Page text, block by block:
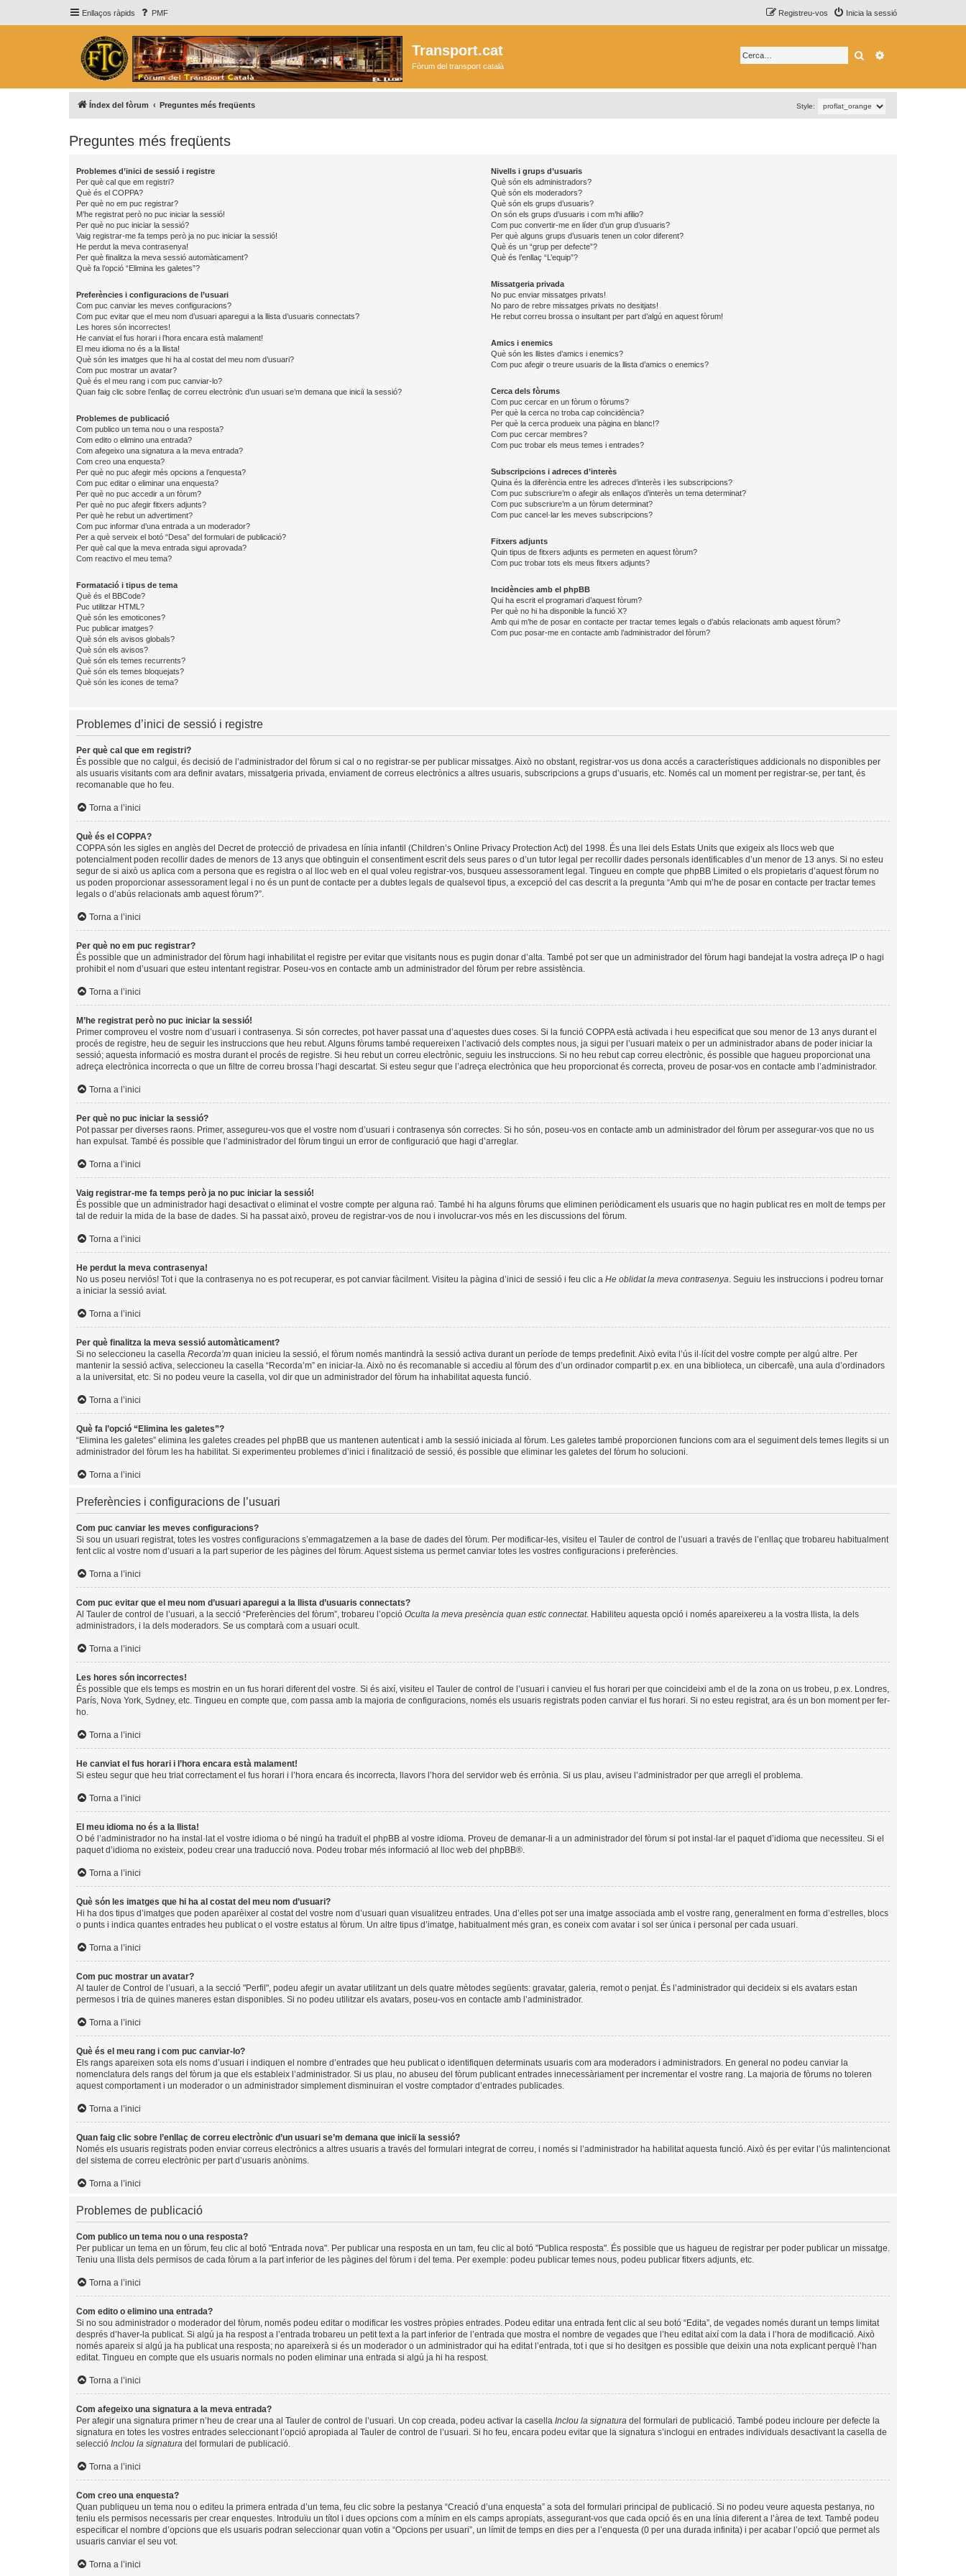
Enllaços ràpids PMF Inicia la sessió
Registreu-vos
Transport.cat
Fòrum del transport català
Cerca
Índex del fòrum Preguntes més freqüents Style:
Preguntes més freqüents
Problemes d’inici de sessió i registre
Per què cal que em registri?
Què és el COPPA?
Per què no em puc registrar?
M’he registrat però no puc iniciar la sessió!
Per què no puc iniciar la sessió?
Vaig registrar-me fa temps però ja no puc iniciar la sessió!
He perdut la meva contrasenya!
Per què finalitza la meva sessió automàticament?
Què fa l’opció “Elimina les galetes”?
Preferències i configuracions de l’usuari
Com puc canviar les meves configuracions?
Com puc evitar que el meu nom d’usuari aparegui a la llista d’usuaris connectats?
Les hores són incorrectes!
He canviat el fus horari i l’hora encara està malament!
El meu idioma no és a la llista!
Què són les imatges que hi ha al costat del meu nom d’usuari?
Com puc mostrar un avatar?
Què és el meu rang i com puc canviar-lo?
Quan faig clic sobre l’enllaç de correu electrònic d’un usuari se’m demana que iniciï la sessió?
Problemes de publicació
Com publico un tema nou o una resposta?
Com edito o elimino una entrada?
Com afegeixo una signatura a la meva entrada?
Com creo una enquesta?
Per què no puc afegir més opcions a l’enquesta?
Com puc editar o eliminar una enquesta?
Per què no puc accedir a un fòrum?
Per què no puc afegir fitxers adjunts?
Per què he rebut un advertiment?
Com puc informar d’una entrada a un moderador?
Per a què serveix el botó “Desa” del formulari de publicació?
Per què cal que la meva entrada sigui aprovada?
Com reactivo el meu tema?
Formatació i tipus de tema
Què és el BBCode?
Puc utilitzar HTML?
Què són les emoticones?
Puc publicar imatges?
Què són els avisos globals?
Què són els avisos?
Què són els temes recurrents?
Què són els temes bloquejats?
Què són les icones de tema?
Nivells i grups d’usuaris
Què són els administradors?
Què són els moderadors?
Què són els grups d’usuaris?
On són els grups d’usuaris i com m’hi afilio?
Com puc convertir-me en líder d’un grup d’usuaris?
Per què alguns grups d’usuaris tenen un color diferent?
Què és un “grup per defecte”?
Què és l’enllaç “L’equip”?
Missatgeria privada
No puc enviar missatges privats!
No paro de rebre missatges privats no desitjats!
He rebut correu brossa o insultant per part d’algú en aquest fòrum!
Amics i enemics
Què són les llistes d’amics i enemics?
Com puc afegir o treure usuaris de la llista d’amics o enemics?
Cerca dels fòrums
Com puc cercar en un fòrum o fòrums?
Per què la cerca no troba cap coincidència?
Per què la cerca produeix una pàgina en blanc!?
Com puc cercar membres?
Com puc trobar els meus temes i entrades?
Subscripcions i adreces d’interès
Quina és la diferència entre les adreces d’interès i les subscripcions?
Com puc subscriure’m o afegir als enllaços d’interès un tema determinat?
Com puc subscriure’m a un fòrum determinat?
Com puc cancel·lar les meves subscripcions?
Fitxers adjunts
Quin tipus de fitxers adjunts es permeten en aquest fòrum?
Com puc trobar tots els meus fitxers adjunts?
Incidències amb el phpBB
Qui ha escrit el programari d’aquest fòrum?
Per què no hi ha disponible la funció X?
Amb qui m’he de posar en contacte per tractar temes legals o d’abús relacionats amb aquest fòrum?
Com puc posar-me en contacte amb l’administrador del fòrum?
Problemes d’inici de sessió i registre
Per què cal que em registri?
És possible que no calgui, és decisió de l’administrador del fòrum si cal o no registrar-se per publicar missatges. Això no obstant, registrar-vos us dona accés a característiques addicionals no disponibles per
als usuaris visitants com ara definir avatars, missatgeria privada, enviament de correus electrònics a altres usuaris, subscripcions a grups d’usuaris, etc. Només cal un moment per registrar-se, per tant, és
recomanable que ho feu.
Torna a l’inici
Què és el COPPA?
COPPA són les sigles en anglès del Decret de protecció de privadesa en línia infantil (Children’s Online Privacy Protection Act) del 1998. És una llei dels Estats Units que exigeix als llocs web que
potencialment poden recollir dades de menors de 13 anys que obtinguin el consentiment escrit dels seus pares o d’un tutor legal per recollir dades personals identificables d’un menor de 13 anys. Si no esteu
segur de si això us aplica com a persona que es registra o al lloc web en el qual voleu registrar-vos, busqueu assessorament legal. Tingueu en compte que phpBB Limited o els propietaris d’aquest fòrum no
us poden proporcionar assessorament legal i no és un punt de contacte per a dubtes legals de qualsevol tipus, a excepció del cas descrit a la pregunta “Amb qui m’he de posar en contacte per tractar temes
legals o d’abús relacionats amb aquest fòrum?”.
Torna a l’inici
Per què no em puc registrar?
És possible que un administrador del fòrum hagi inhabilitat el registre per evitar que visitants nous es pugin donar d’alta. També pot ser que un administrador del fòrum hagi bandejat la vostra adreça IP o hagi
prohibit el nom d’usuari que esteu intentant registrar. Poseu-vos en contacte amb un administrador del fòrum per rebre assistència.
Torna a l’inici
M’he registrat però no puc iniciar la sessió!
Primer comproveu el vostre nom d’usuari i contrasenya. Si són correctes, pot haver passat una d’aquestes dues coses. Si la funció COPPA està activada i heu especificat que sou menor de 13 anys durant el
procés de registre, heu de seguir les instruccions que heu rebut. Alguns fòrums també requereixen l’activació dels comptes nous, ja sigui per l’usuari mateix o per un administrador abans de poder iniciar la
sessió; aquesta informació es mostra durant el procés de registre. Si heu rebut un correu electrònic, seguiu les instruccions. Si no heu rebut cap correu electrònic, és possible que hagueu proporcionat una
adreça electrònica incorrecta o que un filtre de correu brossa l’hagi descartat. Si esteu segur que l’adreça electrònica que heu proporcionat és correcta, proveu de posar-vos en contacte amb l’administrador.
Torna a l’inici
Per què no puc iniciar la sessió?
Pot passar per diverses raons. Primer, assegureu-vos que el vostre nom d’usuari i contrasenya són correctes. Si ho són, poseu-vos en contacte amb un administrador del fòrum per assegurar-vos que no us
han expulsat. També és possible que l’administrador del fòrum tingui un error de configuració que hagi d’arreglar.
Torna a l’inici
Vaig registrar-me fa temps però ja no puc iniciar la sessió!
És possible que un administrador hagi desactivat o eliminat el vostre compte per alguna raó. També hi ha alguns fòrums que eliminen periòdicament els usuaris que no hagin publicat res en molt de temps per
tal de reduir la mida de la base de dades. Si ha passat això, proveu de registrar-vos de nou i involucrar-vos més en les discussions del fòrum.
Torna a l’inici
He perdut la meva contrasenya!
No us poseu nerviós! Tot i que la contrasenya no es pot recuperar, es pot canviar fàcilment. Visiteu la pàgina d’inici de sessió i feu clic a He oblidat la meva contrasenya . Seguiu les instruccions i podreu tornar
a iniciar la sessió aviat.
Torna a l’inici
Per què finalitza la meva sessió automàticament?
Si no seleccioneu la casella Recorda’m quan inicieu la sessió, el fòrum només mantindrà la sessió activa durant un període de temps predefinit. Això evita l’ús il·lícit del vostre compte per algú altre. Per
mantenir la sessió activa, seleccioneu la casella “Recorda’m” en iniciar-la. Això no és recomanable si accediu al fòrum des d’un ordinador compartit p.ex. en una biblioteca, un cibercafè, una aula d’ordinadors
a la universitat, etc. Si no podeu veure la casella, vol dir que un administrador del fòrum ha inhabilitat aquesta funció.
Torna a l’inici
Què fa l’opció “Elimina les galetes”?
“Elimina les galetes” elimina les galetes creades pel phpBB que us mantenen autenticat i amb la sessió iniciada al fòrum. Les galetes també proporcionen funcions com ara el seguiment dels temes llegits si un
administrador del fòrum les ha habilitat. Si experimenteu problemes d’inici i finalització de sessió, és possible que eliminar les galetes del fòrum ho solucioni.
Torna a l’inici
Preferències i configuracions de l’usuari
Com puc canviar les meves configuracions?
Si sou un usuari registrat, totes les vostres configuracions s’emmagatzemen a la base de dades del fòrum. Per modificar-les, visiteu el Tauler de control de l’usuari a través de l’enllaç que trobareu habitualment
fent clic al vostre nom d’usuari a la part superior de les pàgines del fòrum. Aquest sistema us permet canviar totes les vostres configuracions i preferències.
Torna a l’inici
Com puc evitar que el meu nom d’usuari aparegui a la llista d’usuaris connectats?
Al Tauler de control de l’usuari, a la secció “Preferències del fòrum”, trobareu l’opció Oculta la meva presència quan estic connectat. Habiliteu aquesta opció i només apareixereu a la vostra llista, la dels
administradors, i la dels moderadors. Se us comptarà com a usuari ocult.
Torna a l’inici
Les hores són incorrectes!
És possible que els temps es mostrin en un fus horari diferent del vostre. Si és així, visiteu el Tauler de control de l’usuari i canvieu el fus horari per que coincideixi amb el de la zona on us trobeu, p.ex. Londres,
París, Nova York, Sydney, etc. Tingueu en compte que, com passa amb la majoria de configuracions, només els usuaris registrats poden canviar el fus horari. Si no esteu registrat, ara és un bon moment per fer-
ho.
Torna a l’inici
He canviat el fus horari i l’hora encara està malament!
Si esteu segur que heu triat correctament el fus horari i l’hora encara és incorrecta, llavors l’hora del servidor web és errònia. Si us plau, aviseu l’administrador per que arregli el problema.
Torna a l’inici
El meu idioma no és a la llista!
O bé l’administrador no ha instal·lat el vostre idioma o bé ningú ha traduït el phpBB al vostre idioma. Proveu de demanar-li a un administrador del fòrum si pot instal·lar el paquet d’idioma que necessiteu. Si el
paquet d’idioma no existeix, podeu crear una traducció nova. Podeu trobar més informació al lloc web del phpBB®.
Torna a l’inici
Què són les imatges que hi ha al costat del meu nom d’usuari?
Hi ha dos tipus d’imatges que poden aparèixer al costat del vostre nom d’usuari quan visualitzeu entrades. Una d’elles pot ser una imatge associada amb el vostre rang, generalment en forma d’estrelles, blocs
o punts i indica quantes entrades heu publicat o el vostre estatus al fòrum. Un altre tipus d’imatge, habitualment més gran, es coneix com avatar i sol ser única i personal per cada usuari.
Torna a l’inici
Com puc mostrar un avatar?
Al tauler de Control de l’usuari, a la secció "Perfil", podeu afegir un avatar utilitzant un dels quatre mètodes següents: gravatar, galeria, remot o penjat. És l’administrador qui decideix si els avatars estan
permesos i tria de quines maneres estan disponibles. Si no podeu utilitzar els avatars, poseu-vos en contacte amb l’administrador.
Torna a l’inici
Què és el meu rang i com puc canviar-lo?
Els rangs apareixen sota els noms d’usuari i indiquen el nombre d’entrades que heu publicat o identifiquen determinats usuaris com ara moderadors i administradors. En general no podeu canviar la
nomenclatura dels rangs del fòrum ja que els estableix l’administrador. Si us plau, no abuseu del fòrum publicant entrades innecessàriament per incrementar el vostre rang. La majoria de fòrums no toleren
aquest comportament i un moderador o un administrador simplement disminuiran el vostre comptador d’entrades publicades.
Torna a l’inici
Quan faig clic sobre l’enllaç de correu electrònic d’un usuari se’m demana que iniciï la sessió?
Només els usuaris registrats poden enviar correus electrònics a altres usuaris a través del formulari integrat de correu, i només si l’administrador ha habilitat aquesta funció. Això és per evitar l’ús malintencionat
del sistema de correu electrònic per part d’usuaris anònims.
Torna a l’inici
Problemes de publicació
Com publico un tema nou o una resposta?
Per publicar un tema en un fòrum, feu clic al botó "Entrada nova". Per publicar una resposta en un tam, feu clic al botó "Publica resposta". És possible que us hagueu de registrar per poder publicar un missatge.
Teniu una llista dels permisos de cada fòrum a la part inferior de les pàgines del fòrum i del tema. Per exemple: podeu publicar temes nous, podeu publicar fitxers adjunts, etc.
Torna a l’inici
Com edito o elimino una entrada?
Si no sou administrador o moderador del fòrum, només podeu editar o modificar les vostres pròpies entrades. Podeu editar una entrada fent clic al seu botó “Edita”, de vegades només durant un temps limitat
després d’haver-la publicat. Si algú ja ha respost a l’entrada trobareu un petit text a la part inferior de l’entrada que mostra el nombre de vegades que l’heu editat així com la data i l’hora de modificació. Això
només apareix si algú ja ha publicat una resposta; no apareixerà si és un moderador o un administrador qui ha editat l’entrada, tot i que si ho desitgen es possible que deixin una nota explicant perquè l’han
editat. Tingueu en compte que els usuaris normals no poden eliminar una entrada si algú ja hi ha respost.
Torna a l’inici
Com afegeixo una signatura a la meva entrada?
Per afegir una signatura primer n’heu de crear una al Tauler de control de l’usuari. Un cop creada, podeu activar la casella Inclou la signatura del formulari de publicació. També podeu incloure per defecte la
signatura en totes les vostres entrades seleccionant l’opció apropiada al Tauler de control de l’usuari. Si ho feu, encara podeu evitar que la signatura s’inclogui en entrades individuals desactivant la casella de
selecció Inclou la signatura del formulari de publicació.
Torna a l’inici
Com creo una enquesta?
Quan publiqueu un tema nou o editeu la primera entrada d’un tema, feu clic sobre la pestanya “Creació d’una enquesta” a sota del formulari principal de publicació. Si no podeu veure aquesta pestanya, no
teniu els permisos necessaris per crear enquestes. Introduïu un títol i dues opcions com a mínim en els camps apropiats, assegurant-vos que cada opció és en una línia diferent a l’àrea de text. També podeu
especificar el nombre d’opcions que els usuaris podran seleccionar quan votin a “Opcions per usuari”, un límit de temps en dies per a l’enquesta (0 per una durada infinita) i per acabar l’opció que permet als
usuaris canviar el seu vot.
Torna a l’inici